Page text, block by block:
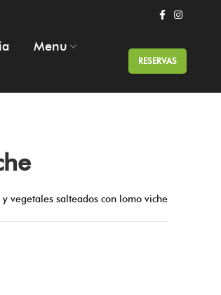
Menu
RESERVAS
vegetales salteados con lomo viche